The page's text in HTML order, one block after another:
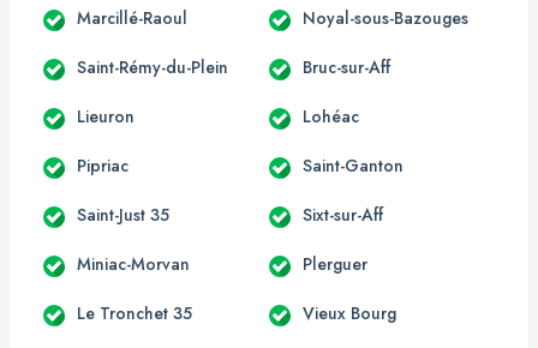
Marcillé-Raoul Noyal-sous-Bazouges
Saint-Rémy-du-Plein Bruc-sur-Aff
Lieuron Lohéac
Pipriac Saint-Ganton
Saint-Just 35 Sixt-sur-Aff
Miniac-Morvan Plerguer
Le Tronchet 35 Vieux Bourg